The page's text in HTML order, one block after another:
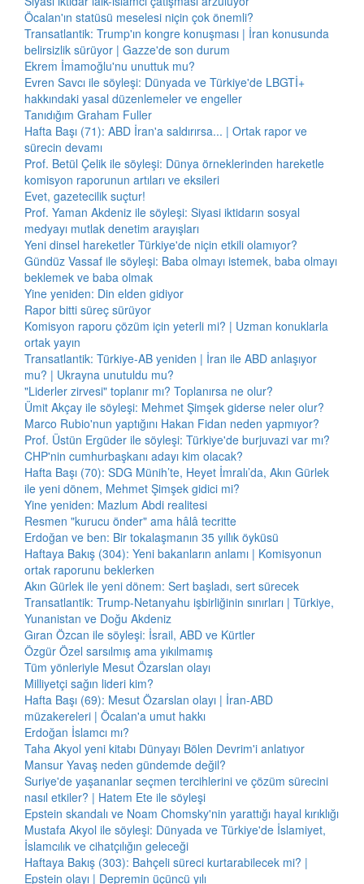
Öcalan'ın statüsü meselesi niçin çok önemli?
Transatlantik: Trump'ın kongre konuşması | İran konusunda
belirsizlik sürüyor | Gazze'de son durum
Ekrem İmamoğlu'nu unuttuk mu?
Evren Savcı ile söyleşi: Dünyada ve Türkiye'de LBGTİ+
hakkındaki yasal düzenlemeler ve engeller
Tanıdığım Graham Fuller
Hafta Başı (71): ABD İran'a saldırırsa... | Ortak rapor ve
sürecin devamı
Prof. Betül Çelik ile söyleşi: Dünya örneklerinden hareketle
komisyon raporunun artıları ve eksileri
Evet, gazetecilik suçtur!
Prof. Yaman Akdeniz ile söyleşi: Siyasi iktidarın sosyal
medyayı mutlak denetim arayışları
Yeni dinsel hareketler Türkiye'de niçin etkili olamıyor?
Gündüz Vassaf ile söyleşi: Baba olmayı istemek, baba olmayı
beklemek ve baba olmak
Yine yeniden: Din elden gidiyor
Rapor bitti süreç sürüyor
Komisyon raporu çözüm için yeterli mi? | Uzman konuklarla
ortak yayın
Transatlantik: Türkiye-AB yeniden | İran ile ABD anlaşıyor
mu? | Ukrayna unutuldu mu?
"Liderler zirvesi" toplanır mı? Toplanırsa ne olur?
Ümit Akçay ile söyleşi: Mehmet Şimşek giderse neler olur?
Marco Rubio'nun yaptığını Hakan Fidan neden yapmıyor?
Prof. Üstün Ergüder ile söyleşi: Türkiye'de burjuvazi var mı?
CHP'nin cumhurbaşkanı adayı kim olacak?
Hafta Başı (70): SDG Münih’te, Heyet İmralı’da, Akın Gürlek
ile yeni dönem, Mehmet Şimşek gidici mi?
Yine yeniden: Mazlum Abdi realitesi
Resmen "kurucu önder" ama hâlâ tecritte
Erdoğan ve ben: Bir tokalaşmanın 35 yıllık öyküsü
Haftaya Bakış (304): Yeni bakanların anlamı | Komisyonun
ortak raporunu beklerken
Akın Gürlek ile yeni dönem: Sert başladı, sert sürecek
Transatlantik: Trump-Netanyahu işbirliğinin sınırları | Türkiye,
Yunanistan ve Doğu Akdeniz
Gıran Özcan ile söyleşi: İsrail, ABD ve Kürtler
Özgür Özel sarsılmış ama yıkılmamış
Tüm yönleriyle Mesut Özarslan olayı
Milliyetçi sağın lideri kim?
Hafta Başı (69): Mesut Özarslan olayı | İran-ABD
müzakereleri | Öcalan'a umut hakkı
Erdoğan İslamcı mı?
Taha Akyol yeni kitabı Dünyayı Bölen Devrim'i anlatıyor
Mansur Yavaş neden gündemde değil?
Suriye'de yaşananlar seçmen tercihlerini ve çözüm sürecini
nasıl etkiler? | Hatem Ete ile söyleşi
Epstein skandalı ve Noam Chomsky'nin yarattığı hayal kırıklığı
Mustafa Akyol ile söyleşi: Dünyada ve Türkiye'de İslamiyet,
İslamcılık ve cihatçılığın geleceği
Haftaya Bakış (303): Bahçeli süreci kurtarabilecek mi? |
Epstein olayı | Depremin üçüncü yılı